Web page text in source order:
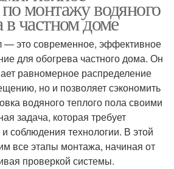
монтажу водяного
в частном доме
— это современное, эффективное
для обогрева частного дома. Он
равномерное распределение
но и позволяет сэкономить
водяного теплого пола своими
задача, которая требует
соблюдения технологии. В этой
все этапы монтажа, начиная от
проверкой системы.